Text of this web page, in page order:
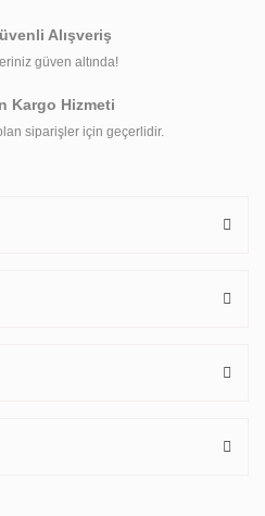
Alışveriş
güven altında!
Kargo Hizmeti
siparişler için geçerlidir.